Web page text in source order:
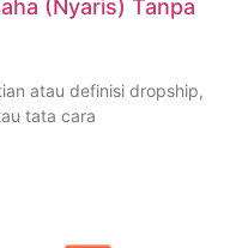
(Nyaris) Tanpa
atau definisi dropship,
tata cara